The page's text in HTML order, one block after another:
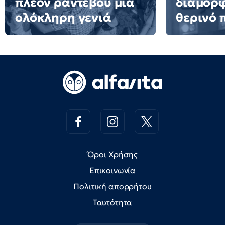
ολόκληρη γενιά
θερινό
Όροι Χρήσης
Επικοινωνία
Πολιτική απορρήτου
Ταυτότητα